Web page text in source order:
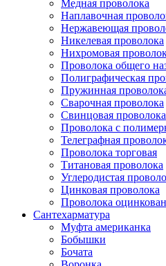
Медная проволока
Наплавочная
Нержавеющая
Никелевая проволока
Нихромовая
Проволока общего
Полиграфическая
Пружинная
Сварочная проволока
Свинцовая проволока
Проволока с
Телеграфная
Проволока торговая
Титановая проволока
Углеродистая
Цинковая проволока
Проволока
Сантехарматура
Муфта американка
Бобышки
Бочата